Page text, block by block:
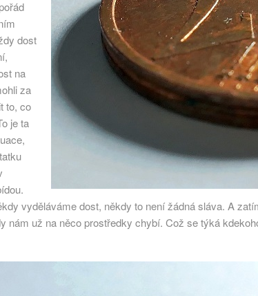
dost
na
za
to, co
je ta
vyděláváme dost, někdy to není žádná sláva. A
nám už na něco prostředky chybí. Což se týká